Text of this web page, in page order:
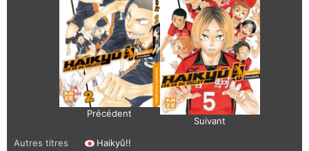
Précédent
Suivant
Autres titres
Haikyû!!